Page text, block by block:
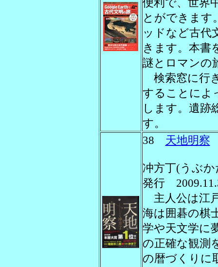
便利で、世界
とができます
ッドなど古代
きます。本書
謎とロマンの
検索窓に行
することによ
します。遺跡
す。
38 天地明察
冲方丁(うぶ
発行
主人公は江
海は囲碁の棋
学や天文学に
の正確な観測
の暦づくりに